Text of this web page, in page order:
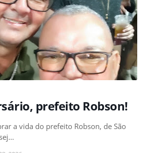
prefeito Robson!
a vida do prefeito Robson, de São